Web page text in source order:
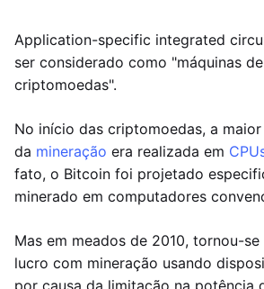
Application-specific integrated
ser considerado como "máquinas
criptomoedas".
No início das criptomoedas, a
da mineração era realizada em
fato, o Bitcoin foi projetado
minerado em computadores
Mas em meados de 2010, tornou-
lucro com mineração usando
por causa da limitação na potência